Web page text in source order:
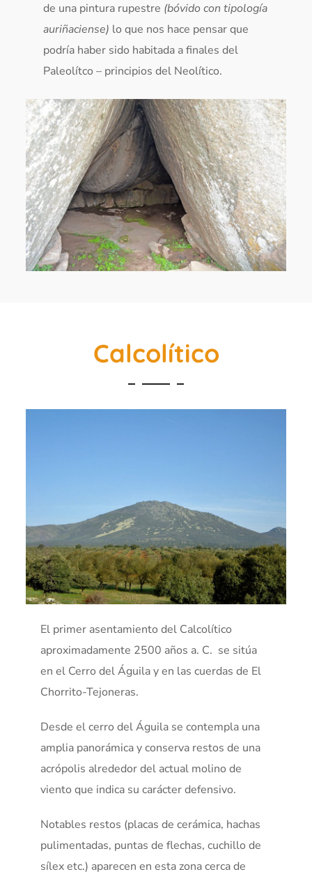
de una pintura rupestre (bóvido con tipología
auriñaciense) lo que nos hace pensar que
podría haber sido habitada a finales del
Paleolítco – principios del Neolítico.
Calcolítico
El primer asentamiento del Calcolítico
aproximadamente 2500 años a. C. se sitúa
en el Cerro del Águila y en las cuerdas de El
Chorrito-Tejoneras.
Desde el cerro del Águila se contempla una
amplia panorámica y conserva restos de una
acrópolis alrededor del actual molino de
viento que indica su carácter defensivo.
Notables restos (placas de cerámica, hachas
pulimentadas, puntas de flechas, cuchillo de
sílex etc.) aparecen en esta zona cerca de